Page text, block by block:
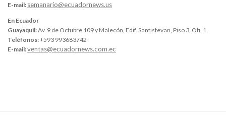
E-mail: semanario@ecuadornews.us
En Ecuador
Guayaquil:Av. 9 de Octubre 109 y Malecón, Edif. Santistevan, Piso 3, Ofi. 1
Teléfonos:+593 993683742
E-mail:ventas@ecuadornews.com.ec